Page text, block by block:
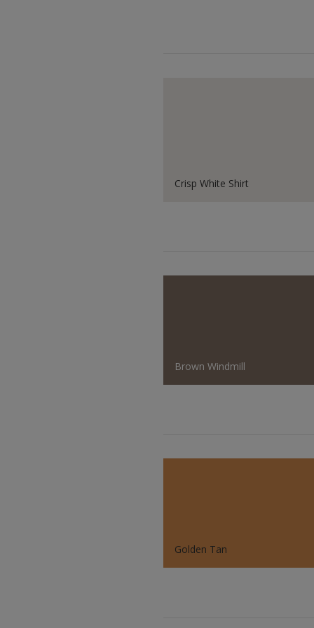
Crisp White Shirt
Brown Windmill
Golden Tan